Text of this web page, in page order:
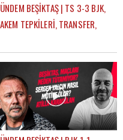
BEŞİKTAŞ | TS 3-3 BJK,
TEPKİLERİ, TRANSFER,
SEVİNÇ